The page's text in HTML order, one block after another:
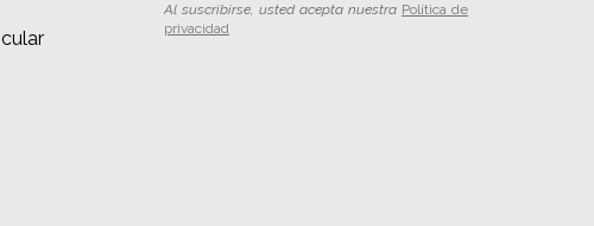
Al suscribirse, usted acepta nuestra Política de
privacidad